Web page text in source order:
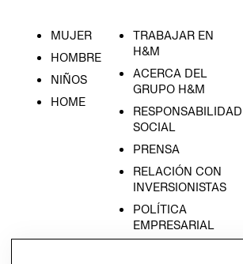
MUJER
HOMBRE
NIÑOS
HOME
TRABAJAR EN
H&M
ACERCA DEL
GRUPO H&M
RESPONSABILIDAD
SOCIAL
PRENSA
RELACIÓN CON
INVERSIONISTAS
POLÍTICA
EMPRESARIAL